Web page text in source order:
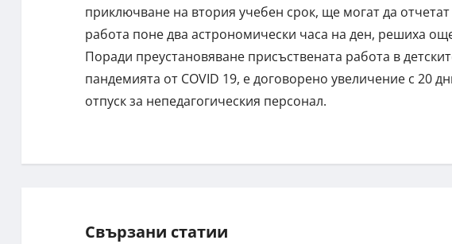
приключване на втория учебен срок, ще могат да
работа поне два астрономически часа на ден, решиха
Поради преустановяване присъствената работа в
пандемията от COVID 19, е договорено увеличение с 20
отпуск за непедагогическия персонал.
Свързани статии